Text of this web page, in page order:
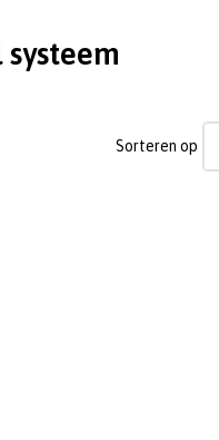
Sorteren op